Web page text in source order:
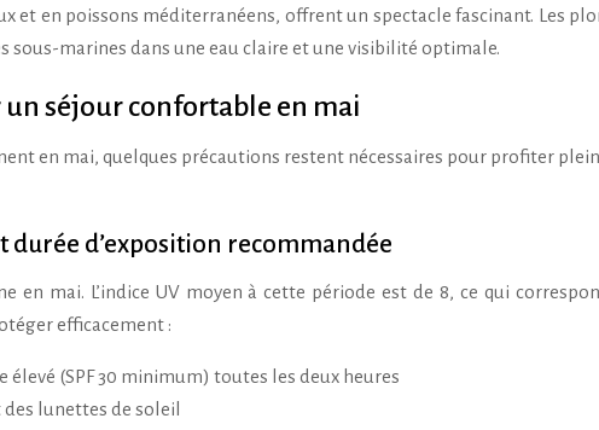
et en poissons méditerranéens, offrent un spectacle fascinant. Les
sous-marines dans une eau claire et une visibilité optimale.
séjour confortable en mai
en mai, quelques précautions restent nécessaires pour profiter
durée d’exposition recommandée
en mai. L’indice UV moyen à cette période est de 8, ce qui
efficacement :
(SPF 30 minimum) toutes les deux heures
lunettes de soleil